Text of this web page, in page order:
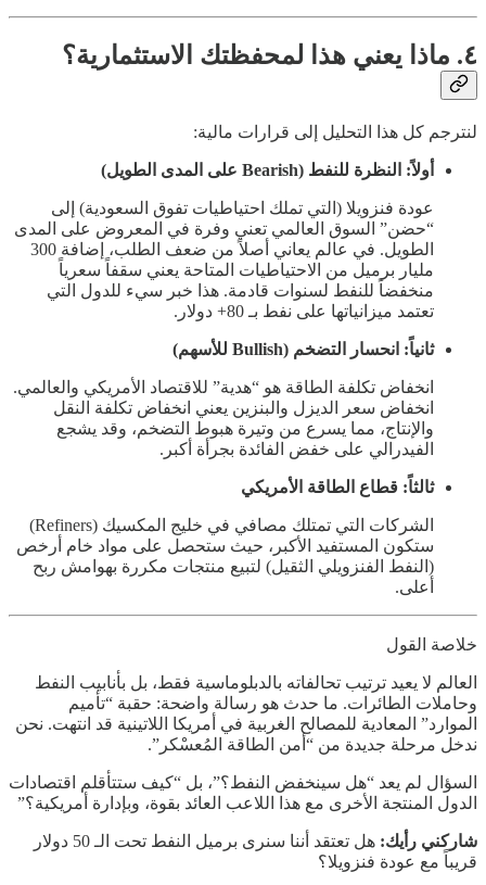
٤. ماذا يعني هذا لمحفظتك الاستثمارية؟
لنترجم كل هذا التحليل إلى قرارات مالية:
أولاً: النظرة للنفط (Bearish على المدى الطويل)
عودة فنزويلا (التي تملك احتياطيات تفوق السعودية) إلى
“حضن” السوق العالمي تعني وفرة في المعروض على المدى
الطويل. في عالم يعاني أصلاً من ضعف الطلب، إضافة 300
مليار برميل من الاحتياطيات المتاحة يعني سقفاً سعرياً
منخفضاً للنفط لسنوات قادمة. هذا خبر سيء للدول التي
تعتمد ميزانياتها على نفط بـ 80+ دولار.
ثانياً: انحسار التضخم (Bullish للأسهم)
انخفاض تكلفة الطاقة هو “هدية” للاقتصاد الأمريكي والعالمي.
انخفاض سعر الديزل والبنزين يعني انخفاض تكلفة النقل
والإنتاج، مما يسرع من وتيرة هبوط التضخم، وقد يشجع
الفيدرالي على خفض الفائدة بجرأة أكبر.
ثالثاً: قطاع الطاقة الأمريكي
الشركات التي تمتلك مصافي في خليج المكسيك (Refiners)
ستكون المستفيد الأكبر، حيث ستحصل على مواد خام أرخص
(النفط الفنزويلي الثقيل) لتبيع منتجات مكررة بهوامش ربح
أعلى.
خلاصة القول
العالم لا يعيد ترتيب تحالفاته بالدبلوماسية فقط، بل بأنابيب النفط
وحاملات الطائرات. ما حدث هو رسالة واضحة: حقبة “تأميم
الموارد” المعادية للمصالح الغربية في أمريكا اللاتينية قد انتهت. نحن
ندخل مرحلة جديدة من “أمن الطاقة المُعسْكر”.
السؤال لم يعد “هل سينخفض النفط؟”، بل “كيف ستتأقلم اقتصادات
الدول المنتجة الأخرى مع هذا اللاعب العائد بقوة، وبإدارة أمريكية؟”
شاركني رأيك:
هل تعتقد أننا سنرى برميل النفط تحت الـ 50 دولار
قريباً مع عودة فنزويلا؟